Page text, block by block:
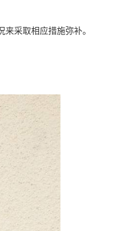
采取相应措施弥补。